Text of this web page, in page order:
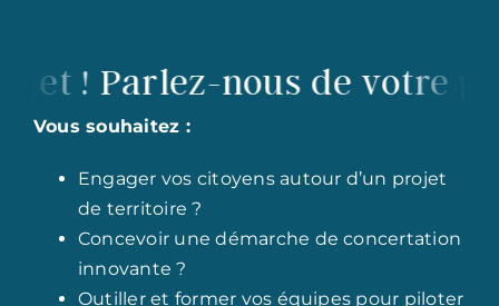
Parlez-nous de votre
Vous souhaitez :
Engager vos citoyens autour d’un projet
de territoire ?
Concevoir une démarche de concertation
innovante ?
Outiller et former vos équipes pour piloter